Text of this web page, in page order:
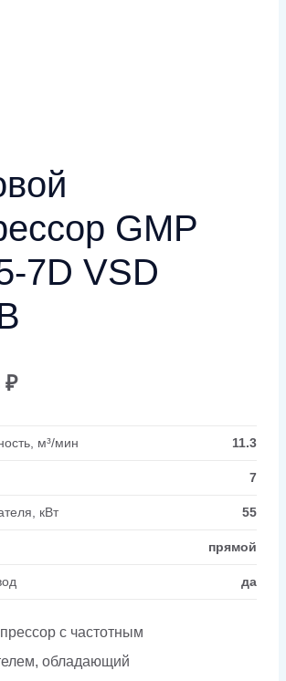
GMP
7D VSD
₽
м³/мин 11.3
7
кВт 55
прямой
да
с частотным
обладающий